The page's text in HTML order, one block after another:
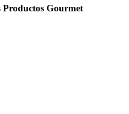
Productos Gourmet